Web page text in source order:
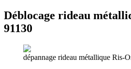
Déblocage rideau
91130
dépannage rideau métallique Ris-